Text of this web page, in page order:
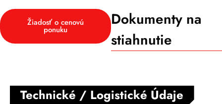
Žiadosť o cenovú
ponuku
Dokumenty na
stiahnutie
Technické / Logistické Údaje